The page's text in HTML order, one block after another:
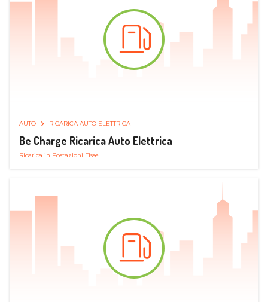
AUTO RICARICA AUTO ELETTRICA
Be Charge Ricarica Auto Elettrica
Ricarica in Postazioni Fisse